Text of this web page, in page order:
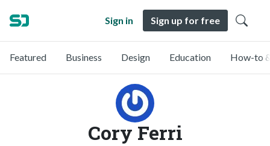
Sign in Sign up for free
Featured Business Design Education How-to
Cory Ferri